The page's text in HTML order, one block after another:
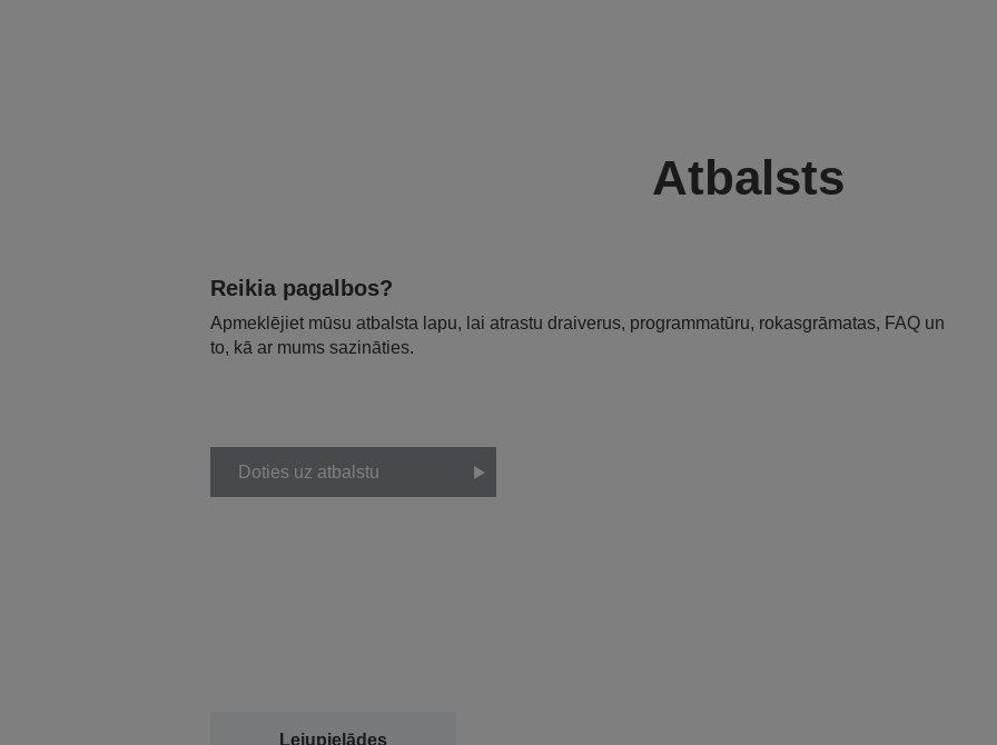
Atbalsts
Reikia pagalbos?
Apmeklējiet mūsu atbalsta lapu, lai atrastu draiverus, programmatūru, rokasgrāmatas, FAQ un
to, kā ar mums sazināties.
Doties uz atbalstu
Lejupielādes